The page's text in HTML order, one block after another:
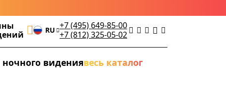
RU +7 (495) 649-85-00
+7 (812) 325-05-02
видениявесь каталог